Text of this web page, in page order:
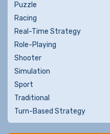
Puzzle
Racing
Real-Time Strategy
Role-Playing
Shooter
Simulation
Sport
Traditional
Turn-Based Strategy